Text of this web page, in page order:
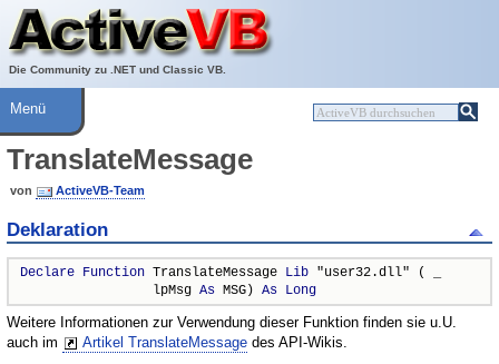
Die Community zu .NET und Classic VB.
Über ActiveVB
Hilfe
Menü
TranslateMessage
von ActiveVB-Team
Deklaration
Declare Function TranslateMessage Lib "user32.dll" ( _
                 lpMsg
As MSG) As Long
Weitere Informationen zur Verwendung dieser Funktion finden sie u.U.
auch im
Artikel TranslateMessage des API-Wikis.